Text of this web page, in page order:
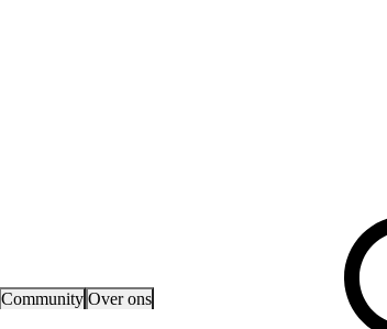
Community Over ons